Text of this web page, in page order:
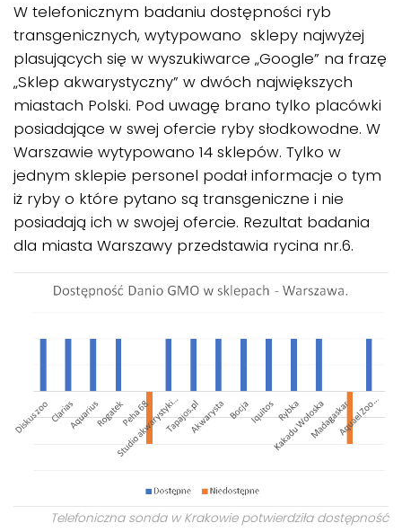
W telefonicznym badaniu dostępności ryb
transgenicznych, wytypowano sklepy najwyżej
plasujących się w wyszukiwarce „Google” na frazę
„Sklep akwarystyczny” w dwóch największych
miastach Polski. Pod uwagę brano tylko placówki
posiadające w swej ofercie ryby słodkowodne. W
Warszawie wytypowano 14 sklepów. Tylko w
jednym sklepie personel podał informacje o tym
iż ryby o które pytano są transgeniczne i nie
posiadają ich w swojej ofercie. Rezultat badania
dla miasta Warszawy przedstawia rycina nr.6.
Telefoniczna sonda w Krakowie potwierdziła dostępność